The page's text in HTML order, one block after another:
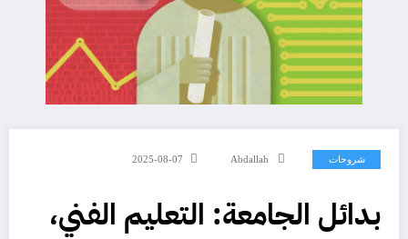
شروحات Abdallah
2025-08-07
بدائل الجامعة: التعليم الفني،